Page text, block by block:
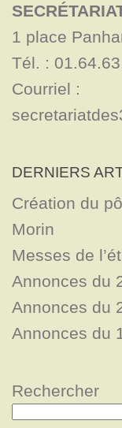
1 place
Tél. :
Courriel :
DERNIERS
Création du
Morin
Messes de
Annonces du
Annonces du
Annonces du
Rechercher